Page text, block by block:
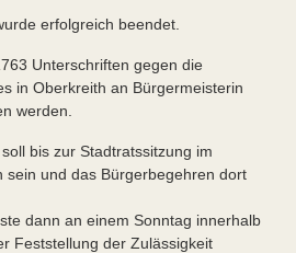
erfolgreich beendet.
Unterschriften gegen die
in Oberkreith an Bürgermeisterin
werden.
bis zur Stadtratssitzung im
sein und das Bürgerbegehren dort
dann an einem Sonntag innerhalb
Feststellung der Zulässigkeit